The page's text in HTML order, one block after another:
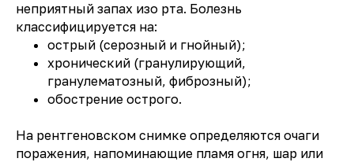
неприятный запах изо рта. Болезнь
классифицируется на:
острый (серозный и гнойный);
хронический (гранулирующий,
гранулематозный, фиброзный);
обострение острого.
На рентгеновском снимке определяются очаги
поражения, напоминающие пламя огня, шар или